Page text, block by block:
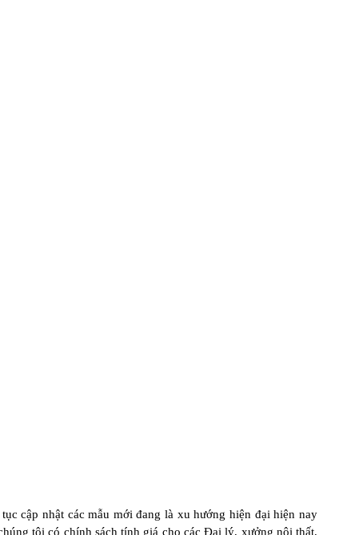
cập nhật các mẫu mới đang là xu hướng hiện đại hiện nay
tôi có chính sách tính giá cho các Đại lý, xưởng nội thất,